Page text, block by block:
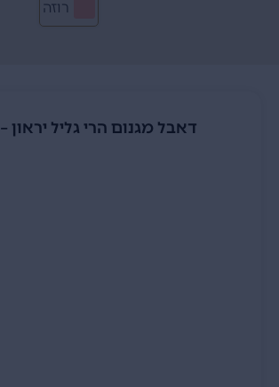
רוזה
דאבל מגנום הרי גליל יראון – 2016